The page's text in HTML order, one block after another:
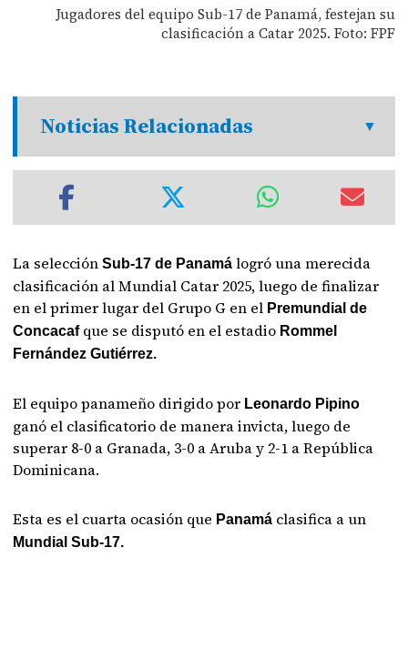
Jugadores del equipo Sub-17 de Panamá, festejan su
clasificación a Catar 2025. Foto: FPF
Noticias Relacionadas
La selección Sub-17 de Panamá logró una merecida
clasificación al Mundial Catar 2025, luego de finalizar
en el primer lugar del Grupo G en el Premundial de
Concacafque se disputó en el estadio Rommel
Fernández Gutiérrez.
El equipo panameño dirigido por Leonardo Pipino
ganó el clasificatorio de manera invicta, luego de
superar 8-0 a Granada, 3-0 a Aruba y 2-1 a República
Dominicana.
Esta es el cuarta ocasión que Panamá clasifica a un
Mundial Sub-17.